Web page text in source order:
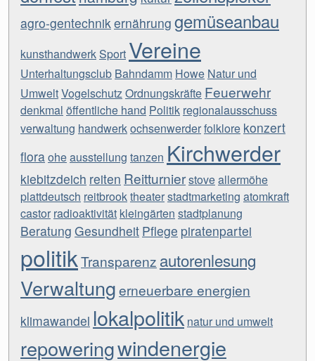
agro-gentechnik ernährung gemüseanbau
kunsthandwerk Sport Vereine
Unterhaltungsclub Bahndamm Howe Natur und
UmweltVogelschutzOrdnungskräfte Feuerwehr
denkmal öffentliche hand Politik regionalausschuss
verwaltung handwerkochsenwerderfolklore konzert
floraoheausstellung tanzen Kirchwerder
kiebitzdeich reiten Reitturnierstoveallermöhe
plattdeutsch reitbrooktheaterstadtmarketing atomkraft
castor radioaktivität kleingärten stadtplanung
Beratung Gesundheit Pflege piratenpartei
politikTransparenz autorenlesung
Verwaltungerneuerbare energien
klimawandel lokalpolitik natur und umwelt
repoweringwindenergie